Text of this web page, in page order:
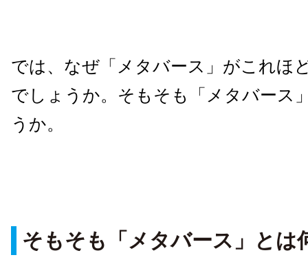
では、なぜ「メタバース」がこれほ
でしょうか。そもそも「メタバース
うか。
そもそも「メタバース」とは